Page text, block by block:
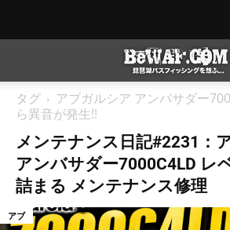
タグ
アブガルシア アンバサダー
ら異音が発生!!
メンテナンス日記#2231：
アンバサダー7000C4LD レ
詰まる メンテナンス修理
アブ